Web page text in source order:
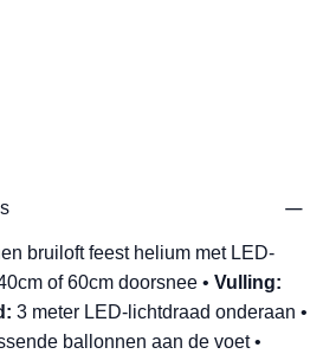
bruiloft feest helium met LED-
of 60cm doorsnee •Vulling:
3 meter LED-lichtdraad onderaan •
ballonnen aan de voet •